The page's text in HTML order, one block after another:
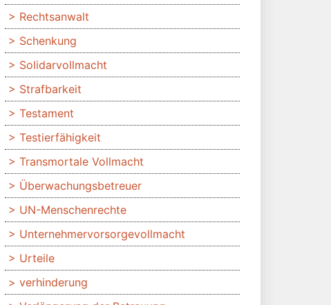
Rechtsanwalt
Schenkung
Solidarvollmacht
Strafbarkeit
Testament
Testierfähigkeit
Transmortale Vollmacht
Überwachungsbetreuer
UN-Menschenrechte
Unternehmervorsorgevollmacht
Urteile
verhinderung